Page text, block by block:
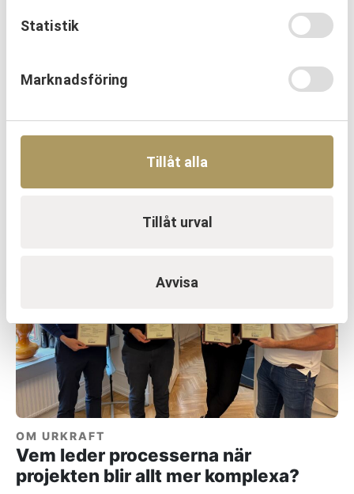
Statistik
Marknadsföring
Tillåt alla
Tillåt urval
Avvisa
OM URKRAFT
Erfarenhetsåterföring skapar
Läs mer
OM URKRAFT
Vem leder processerna när
projekten blir allt mer komplexa?